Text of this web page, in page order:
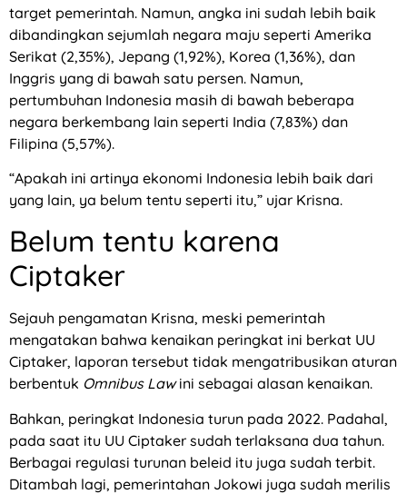
target pemerintah. Namun, angka ini sudah lebih baik
dibandingkan sejumlah negara maju seperti Amerika
Serikat (2,35%), Jepang (1,92%), Korea (1,36%), dan
Inggris yang di bawah satu persen. Namun,
pertumbuhan Indonesia masih di bawah beberapa
negara berkembang lain seperti India (7,83%) dan
Filipina (5,57%).
“Apakah ini artinya ekonomi Indonesia lebih baik dari
yang lain, ya belum tentu seperti itu,” ujar Krisna.
Belum tentu karena
Ciptaker
Sejauh pengamatan Krisna, meski pemerintah
mengatakan bahwa kenaikan peringkat ini berkat UU
Ciptaker, laporan tersebut tidak mengatribusikan aturan
berbentuk Omnibus Lawini sebagai alasan kenaikan.
Bahkan, peringkat Indonesia turun pada 2022. Padahal,
pada saat itu UU Ciptaker sudah terlaksana dua tahun.
Berbagai regulasi turunan beleid itu juga sudah terbit.
Ditambah lagi, pemerintahan Jokowi juga sudah merilis